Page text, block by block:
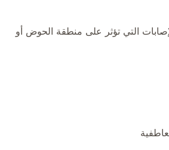
التي تؤثر على منطقة الحوض أو